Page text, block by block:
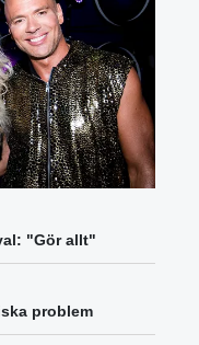
"Gör allt"
problem